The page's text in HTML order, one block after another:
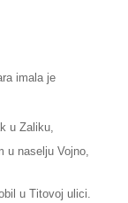
imala je
u Zaliku,
u naselju Vojno,
u Titovoj ulici.